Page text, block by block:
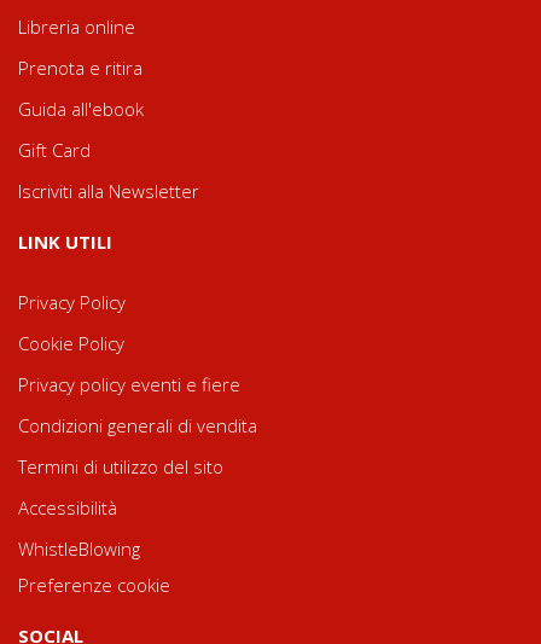
Libreria online
Prenota e ritira
Guida all'ebook
Gift Card
Iscriviti alla Newsletter
LINK UTILI
Privacy Policy
Cookie Policy
Privacy policy eventi e fiere
Condizioni generali di vendita
Termini di utilizzo del sito
Accessibilità
WhistleBlowing
Preferenze cookie
SOCIAL